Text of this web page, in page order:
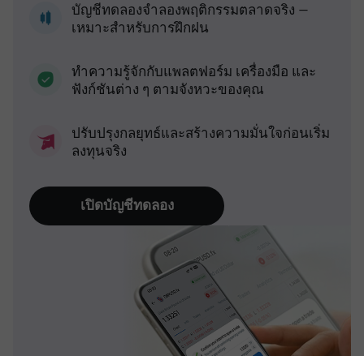
บัญชีทดลองจำลองพฤติกรรมตลาดจริง —
เหมาะสำหรับการฝึกฝน
ทำความรู้จักกับแพลตฟอร์ม เครื่องมือ และ
ฟังก์ชันต่าง ๆ ตามจังหวะของคุณ
ปรับปรุงกลยุทธ์และสร้างความมั่นใจก่อนเริ่ม
ลงทุนจริง
เปิดบัญชีทดลอง